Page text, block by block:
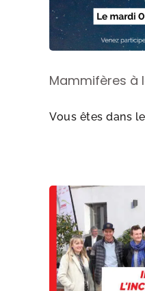
Mammifères à
Vous êtes dans